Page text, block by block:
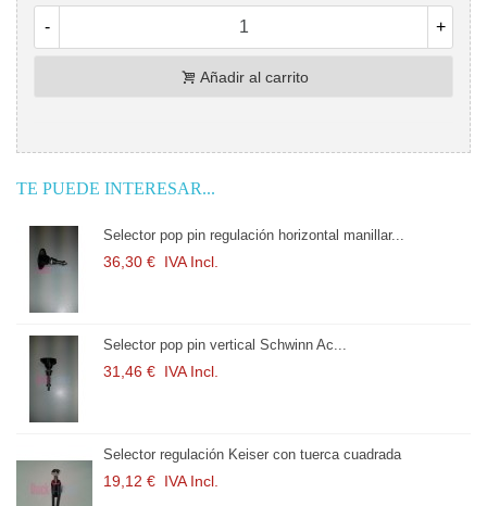
- +
Añadir al carrito
TE PUEDE INTERESAR...
regulación horizontal manillar...
vertical Schwinn Ac...
Keiser con tuerca cuadrada
Selector Pop Pin